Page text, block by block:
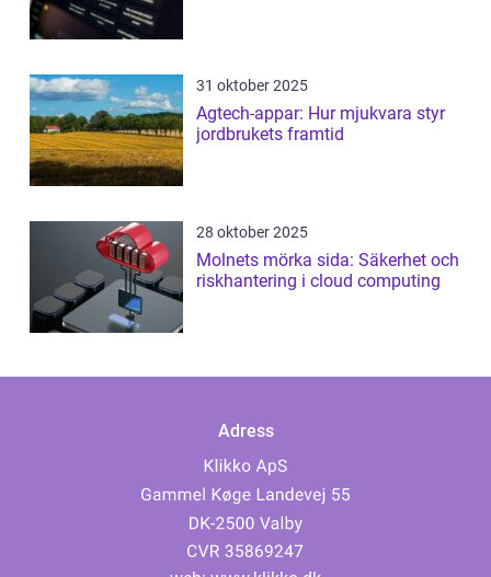
31 oktober 2025
Agtech-appar: Hur mjukvara styr
jordbrukets framtid
28 oktober 2025
Molnets mörka sida: Säkerhet och
riskhantering i cloud computing
Adress